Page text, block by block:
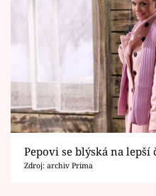
Horoskopy
Sledujte prima+
Filmový festival
Pepovi se blýská na lepší
Zdroj: archiv Prima